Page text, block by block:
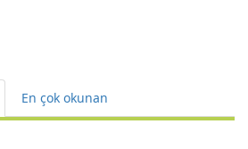
En çok okunan